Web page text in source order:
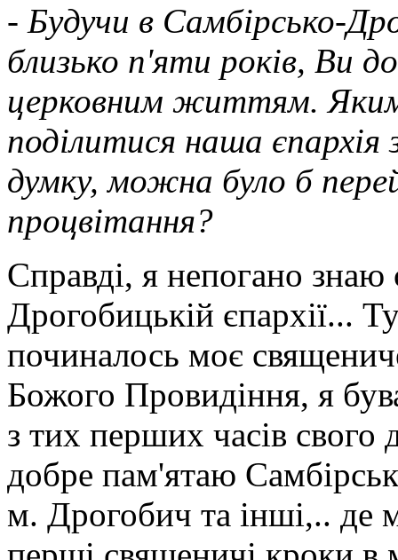
- Будучи в Самбірсько-
близько п'яти років, Ви
церковним життям.
поділитися наша єпархія
думку, можна було б
процвітання?
Справді, я непогано знаю
Дрогобицькій єпархії...
починалось моє
Божого Провидіння, я
з тих перших часів
добре пам'ятаю
м. Дрогобич та інші,.. де